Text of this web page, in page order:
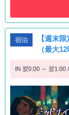
宿泊
【週末
（最大
IN 翌0:00 ～ 翌1:00